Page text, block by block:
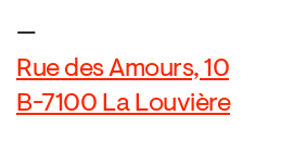
—
Rue des Amours, 10
B-7100 La Louvière